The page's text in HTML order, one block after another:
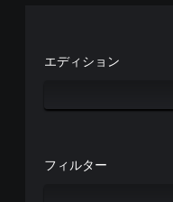
エディション
フィルター